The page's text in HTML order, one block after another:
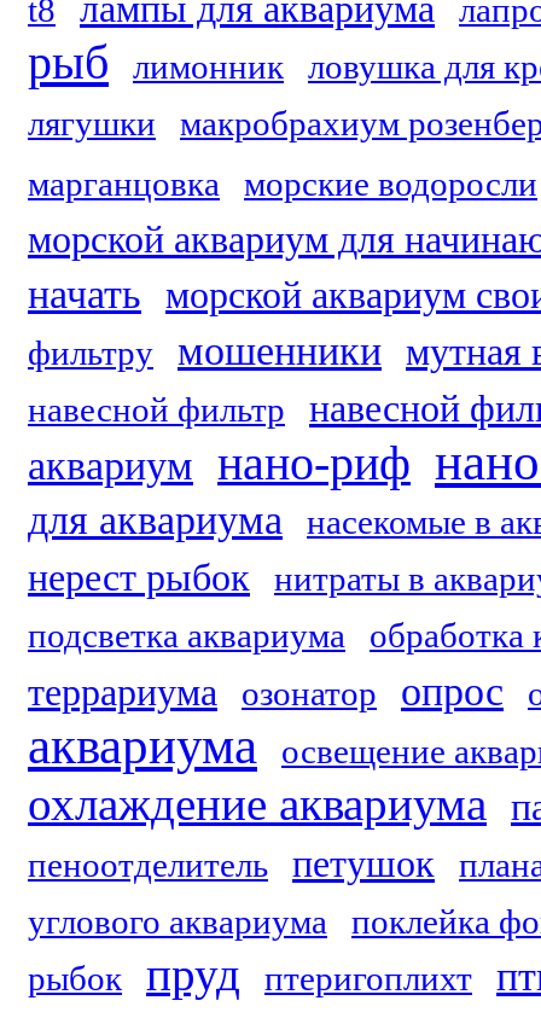
t8 лампы для аквариума
рыб лимонник
ловушка для
лягушки
макробрахиум
марганцовка
морские водоросли
морской аквариум для
начать морской аквариум
фильтру мошенники мутная
навесной фильтр навесной
аквариум нано-риф
для аквариума насекомые в
нерест рыбок
нитраты в
подсветка аквариума
обработка
террариума озонатор опрос
аквариума освещение
охлаждение аквариума
пеноотделитель петушок
углового аквариума
поклейка
рыбок
пруд птеригоплихт